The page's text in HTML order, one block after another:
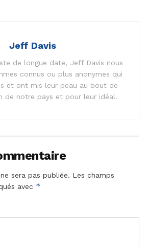
Jeff Davis
de longue date, Jeff Davis nous
connus ou plus anonymes qui
et ont mis leur peau au bout de
de notre pays et pour leur idéal.
sera pas publiée. Les champs
avec *